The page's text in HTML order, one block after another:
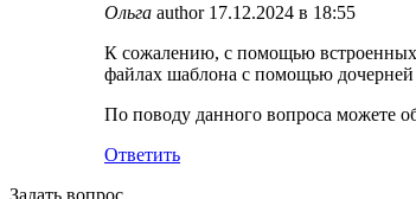
Ольга author 17.12.2024 в 18:55
К сожалению, с помощью встроенных
файлах шаблона с помощью
По поводу данного вопроса можете
Ответить